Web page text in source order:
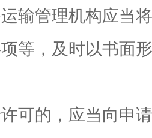
管理机构应当将
等，及时以书面
的，应当向申请